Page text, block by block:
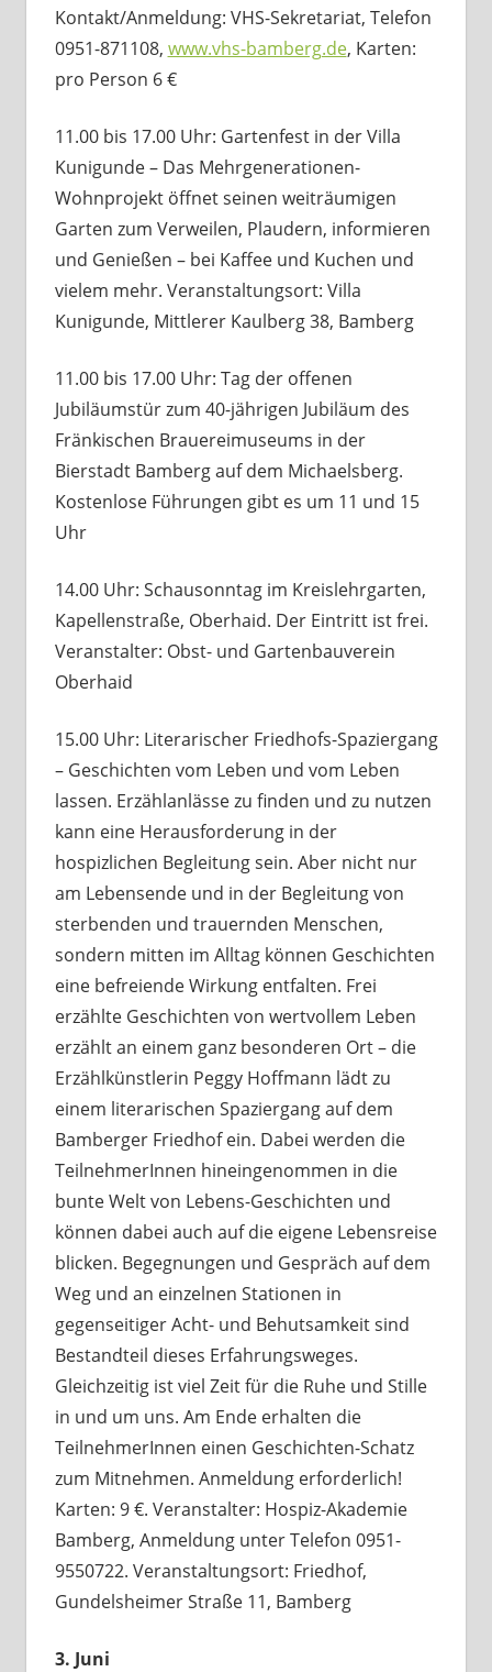
Kontakt/Anmeldung: VHS-Sekretariat, Telefon
0951-871108, www.vhs-bamberg.de, Karten:
pro Person 6 €
11.00 bis 17.00 Uhr: Gartenfest in der Villa
Kunigunde – Das Mehrgenerationen-
Wohnprojekt öffnet seinen weiträumigen
Garten zum Verweilen, Plaudern, informieren
und Genießen – bei Kaffee und Kuchen und
vielem mehr. Veranstaltungsort: Villa
Kunigunde, Mittlerer Kaulberg 38, Bamberg
11.00 bis 17.00 Uhr: Tag der offenen
Jubiläumstür zum 40-jährigen Jubiläum des
Fränkischen Brauereimuseums in der
Bierstadt Bamberg auf dem Michaelsberg.
Kostenlose Führungen gibt es um 11 und 15
Uhr
14.00 Uhr: Schausonntag im Kreislehrgarten,
Kapellenstraße, Oberhaid. Der Eintritt ist frei.
Veranstalter: Obst- und Gartenbauverein
Oberhaid
15.00 Uhr: Literarischer Friedhofs-Spaziergang
– Geschichten vom Leben und vom Leben
lassen. Erzählanlässe zu finden und zu nutzen
kann eine Herausforderung in der
hospizlichen Begleitung sein. Aber nicht nur
am Lebensende und in der Begleitung von
sterbenden und trauernden Menschen,
sondern mitten im Alltag können Geschichten
eine befreiende Wirkung entfalten. Frei
erzählte Geschichten von wertvollem Leben
erzählt an einem ganz besonderen Ort – die
Erzählkünstlerin Peggy Hoffmann lädt zu
einem literarischen Spaziergang auf dem
Bamberger Friedhof ein. Dabei werden die
TeilnehmerInnen hineingenommen in die
bunte Welt von Lebens-Geschichten und
können dabei auch auf die eigene Lebensreise
blicken. Begegnungen und Gespräch auf dem
Weg und an einzelnen Stationen in
gegenseitiger Acht- und Behutsamkeit sind
Bestandteil dieses Erfahrungsweges.
Gleichzeitig ist viel Zeit für die Ruhe und Stille
in und um uns. Am Ende erhalten die
TeilnehmerInnen einen Geschichten-Schatz
zum Mitnehmen. Anmeldung erforderlich!
Karten: 9 €. Veranstalter: Hospiz-Akademie
Bamberg, Anmeldung unter Telefon 0951-
9550722. Veranstaltungsort: Friedhof,
Gundelsheimer Straße 11, Bamberg
3. Juni